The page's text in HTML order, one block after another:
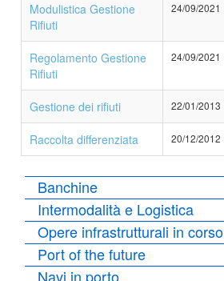
Modulistica Gestione
Rifiuti
24/09/2021
Regolamento Gestione
Rifiuti
24/09/2021
Gestione dei rifiuti 22/01/2013
Raccolta differenziata 20/12/2012
Banchine
Intermodalità e Logistica
Opere infrastrutturali in corso
Port of the future
Navi in porto